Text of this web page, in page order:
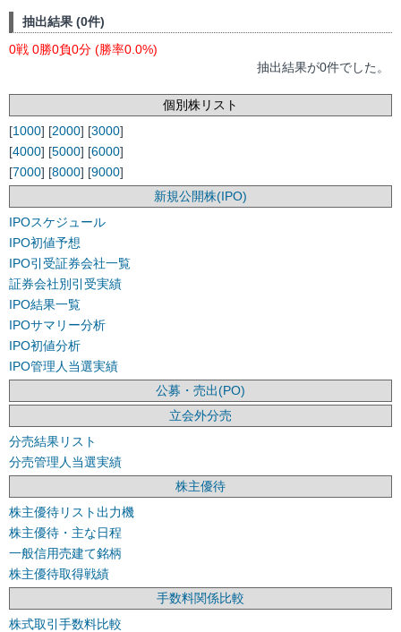
抽出結果 (0件)
0戦 0勝0負0分 (勝率0.0%)
抽出結果が0件でした。
個別株リスト
[1000] [2000] [3000]
[4000] [5000] [6000]
[7000] [8000] [9000]
新規公開株(IPO)
IPOスケジュール
IPO初値予想
IPO引受証券会社一覧
証券会社別引受実績
IPO結果一覧
IPOサマリー分析
IPO初値分析
IPO管理人当選実績
公募・売出(PO)
立会外分売
分売結果リスト
分売管理人当選実績
株主優待
株主優待リスト出力機
株主優待・主な日程
一般信用売建て銘柄
株主優待取得戦績
手数料関係比較
株式取引手数料比較